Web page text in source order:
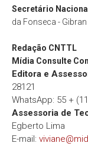
Secretário
da Fonseca - Gibran
Redação CNTTL
Mídia Consulte
Editora e
28121
WhatsApp: 55 +
Assessoria de
Egberto Lima
E-mail: